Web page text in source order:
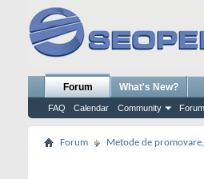
Forum
FAQ Calendar Community
What's New?
Forum Metode de